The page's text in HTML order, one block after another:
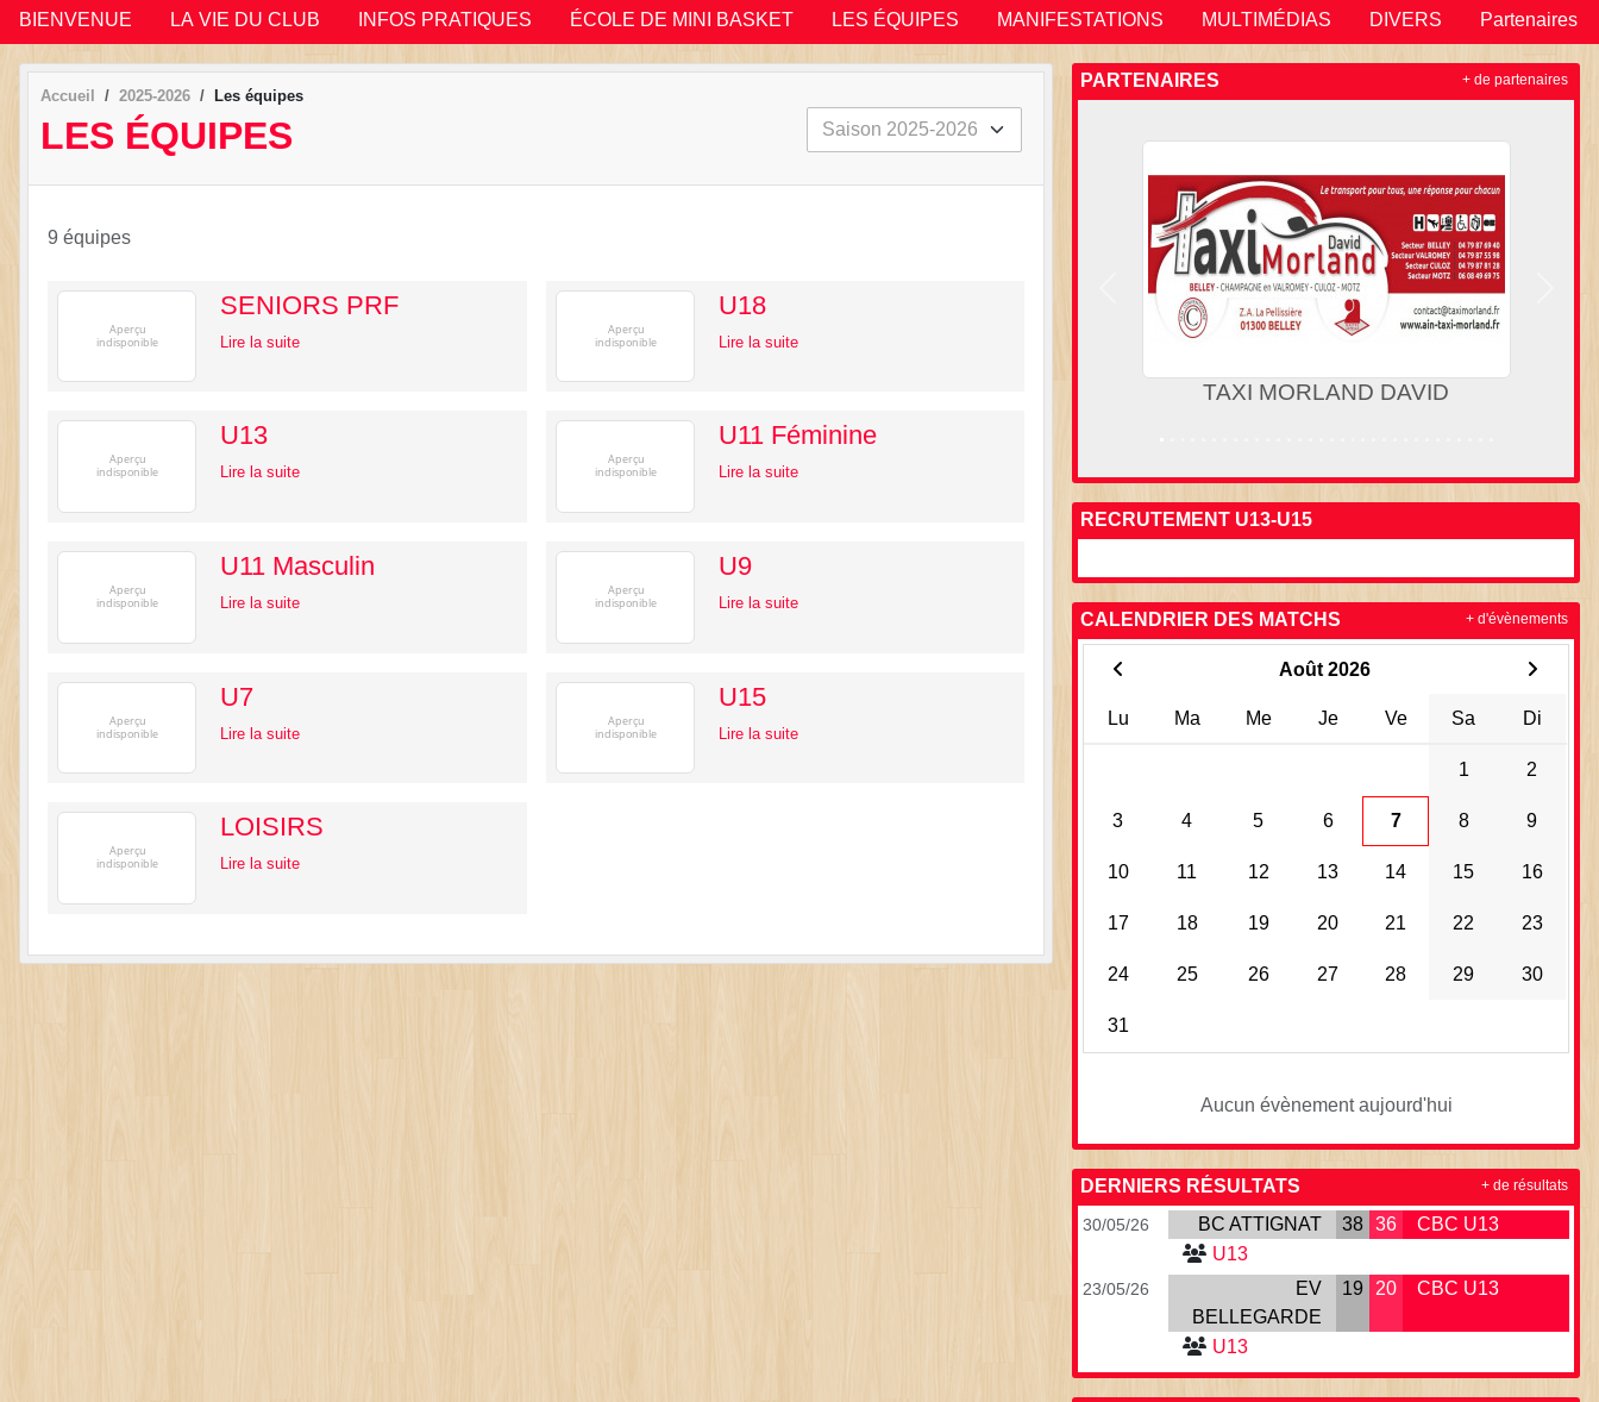
BIENVENUE LA VIE DU CLUB INFOS PRATIQUES ÉCOLE DE MINI BASKET LES ÉQUIPES MANIFESTATIONS MULTIMÉDIAS DIVERS Partenaires
Accueil 2025-2026 Les équipes
LES ÉQUIPES
9 équipes
SENIORS PRF
Lire la suite
U18
Lire la suite
U13
Lire la suite
U11 Féminine
Lire la suite
U11 Masculin
Lire la suite
U9
Lire la suite
U7
Lire la suite
U15
Lire la suite
LOISIRS
Lire la suite
PARTENAIRES
U EXPRESS
Précedent
+ de partenaires
RECRUTEMENT U13-U15
CALENDRIER DES MATCHS
Août 2026
Lu Ma Me Je Ve Sa Di
1 2
3 4 5 6 7 8 9
10 11 12 13 14 15 16
17 18 19 20 21 22 23
24 25 26 27 28 29 30
31
Aucun évènement aujourd'hui
+ d'évènements
DERNIERS RÉSULTATS
30/05/26 BC ATTIGNAT 38 36
CBC U13
U13
23/05/26
EV
BELLEGARDE
19 20 CBC U13
U13
+ de résultats